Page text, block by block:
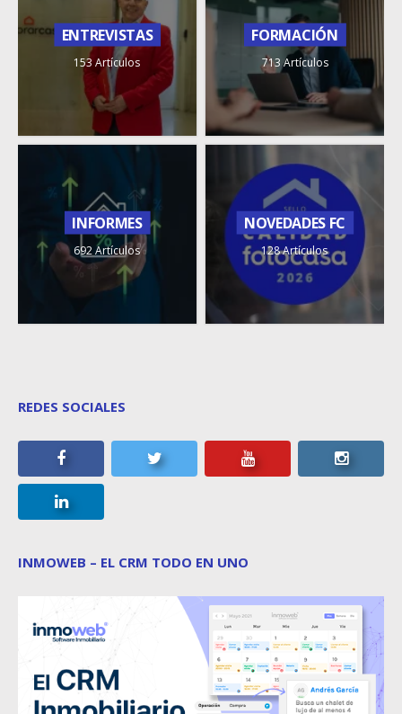
ENTREVISTAS
153 Artículos
FORMACIÓN
713 Artículos
INFORMES
692 Artículos
NOVEDADES FC
128 Artículos
REDES SOCIALES
INMOWEB – EL CRM TODO EN UNO